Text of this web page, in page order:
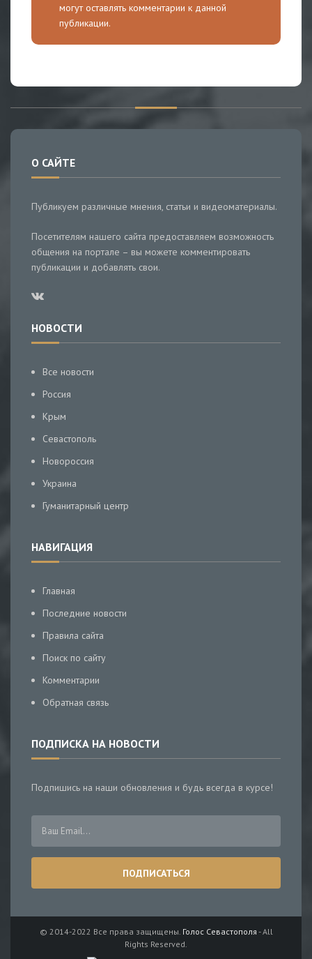
могут оставлять комментарии к данной
публикации.
О САЙТЕ
Публикуем различные мнения, статьи и видеоматериалы.
Посетителям нашего сайта предоставляем возможность
общения на портале – вы можете комментировать
публикации и добавлять свои.
НОВОСТИ
Все новости
Россия
Крым
Севастополь
Новороссия
Украина
Гуманитарный центр
НАВИГАЦИЯ
Главная
Последние новости
Правила сайта
Поиск по сайту
Комментарии
Обратная связь
ПОДПИСКА НА НОВОСТИ
Подпишись на наши обновления и будь всегда в курсе!
© 2014-2022 Все права защищены. Голос Севастополя - All
Rights Reserved.